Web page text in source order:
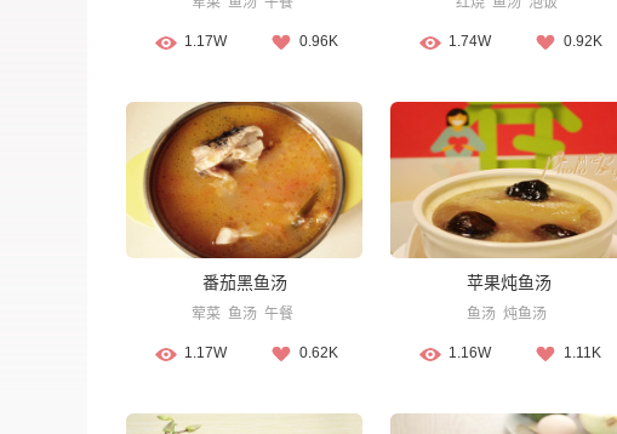
1.17W 0.96K 1.74W 0.92K
番茄黑鱼汤
荤菜 鱼汤 午餐
1.17W 0.62K
苹果炖鱼汤
鱼汤 炖鱼汤
1.16W 1.11K